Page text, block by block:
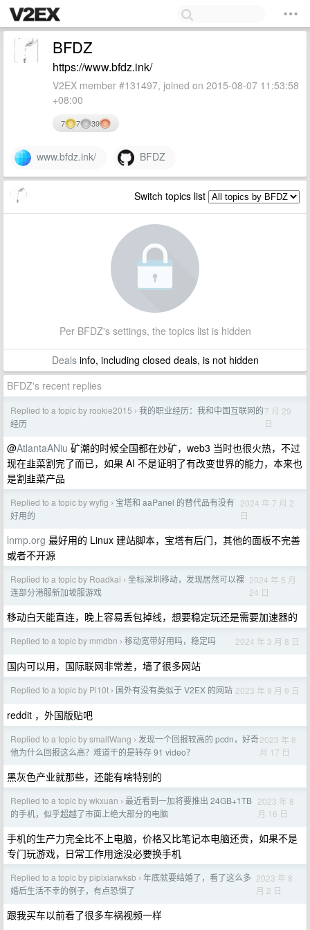
BFDZ
https://www.bfdz.ink/
V2EX member #131497, joined on 2015-08-07 11:53:58
+08:00
7 7 39
www.bfdz.ink/ BFDZ
Switch topics list
Per BFDZ's settings, the topics list is hidden
Dealsinfo, including closed deals, is not hidden
BFDZ's recent replies
Replied to a topic by rookie2015 › 我的职业经历：我和中国互联网的
经历
7 月 29
日
@AtlantaANiu 矿潮的时候全国都在炒矿，web3 当时也很火热，不过
现在韭菜割完了而已，如果 AI 不是证明了有改变世界的能力，本来也
是割韭菜产品
Replied to a topic by wyfig › 宝塔和 aaPanel 的替代品有没有
好用的
2024 年 7 月 2
日
lnmp.org 最好用的 Linux 建站脚本，宝塔有后门，其他的面板不完善
或者不开源
Replied to a topic by Roadkai › 坐标深圳移动，发现居然可以裸
连部分港服新加坡服游戏
2024 年 5 月
24 日
移动白天能直连，晚上容易丢包掉线，想要稳定玩还是需要加速器的
Replied to a topic by mmdbn › 移动宽带好用吗，稳定吗 2024 年 3 月 8 日
国内可以用，国际联网非常差，墙了很多网站
Replied to a topic by Pi10t › 国外有没有类似于 V2EX 的网站 2023 年 9 月 9 日
reddit ，外国版贴吧
Replied to a topic by smallWang › 发现一个回报较高的 pcdn，好奇
他为什么回报这么高？难道干的是转存 91 video？
2023 年 8
月 17 日
黑灰色产业就那些，还能有啥特别的
Replied to a topic by wkxuan › 最近看到一加将要推出 24GB+1TB
的手机，似乎超越了市面上绝大部分的电脑
2023 年 8
月 16 日
手机的生产力完全比不上电脑，价格又比笔记本电脑还贵，如果不是
专门玩游戏，日常工作用途没必要换手机
Replied to a topic by pipixiarwksb › 年底就要结婚了，看了这么多
婚后生活不幸的例子，有点恐惧了
2023 年 8
月 2 日
跟我买车以前看了很多车祸视频一样